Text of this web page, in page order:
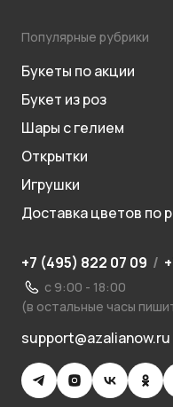
Популярные рубрики
Букеты по акции
Букет из роз
Шары с гелием
Открытки
Игрушки
Доставка цветов по
+7 (495) 822 07 09 /
с 9:00 - 18:00
(в остальные часы
support@azalianow.ru